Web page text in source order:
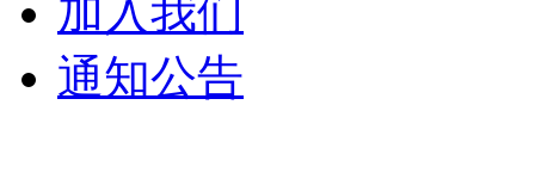
加入我们
通知公告